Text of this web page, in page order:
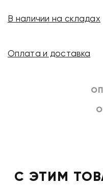
В наличии на складах
Оплата и доставка
С ЭТИМ